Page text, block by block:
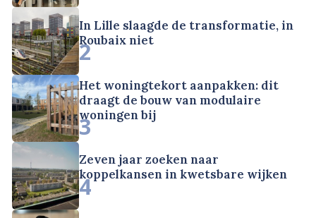
In Lille slaagde de transformatie, in
Roubaix niet
2
Het woningtekort aanpakken: dit
draagt de bouw van modulaire
woningen bij
3
Zeven jaar zoeken naar
koppelkansen in kwetsbare wijken
4